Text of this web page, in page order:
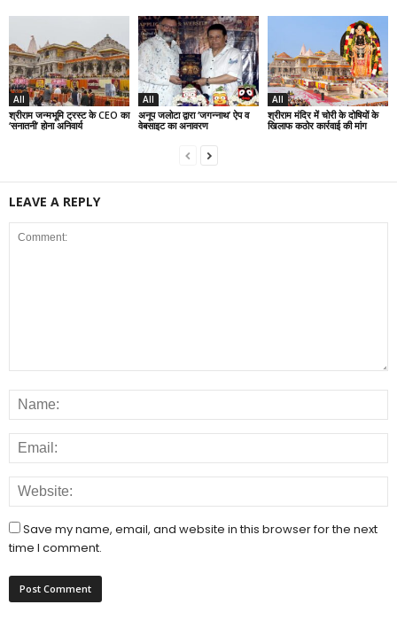
All
श्रीराम जन्मभूमि ट्रस्ट के CEO का
‘सनातनी’ होना अनिवार्य
All
अनूप जलोटा द्वारा ‘जगन्नाथ’ ऐप व
वेबसाइट का अनावरण
All
श्रीराम मंदिर में चोरी के दोषियों के
खिलाफ कठोर कार्रवाई की मांग
LEAVE A REPLY
Save my name, email, and website in this browser for the next
time I comment.